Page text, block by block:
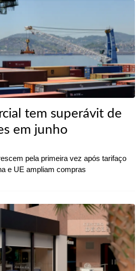
tem superávit de
em junho
pela primeira vez após tarifaço
e UE ampliam compras